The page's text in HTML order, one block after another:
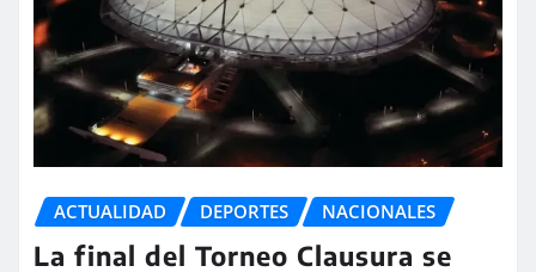
ACTUALIDAD DEPORTES NACIONALES
La final del Torneo Clausura se